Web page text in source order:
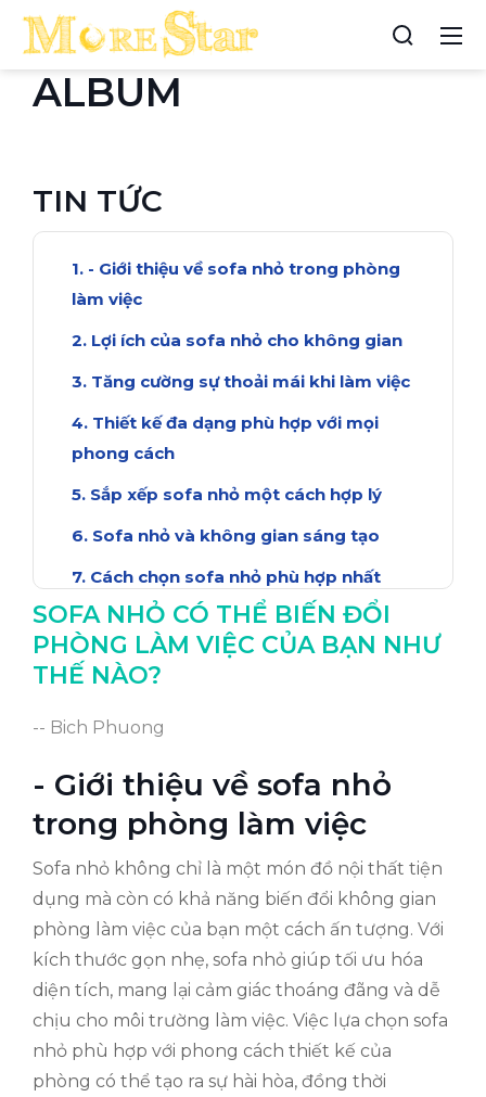
ALBUM
TIN TỨC
- Giới thiệu về sofa nhỏ trong phòng
làm việc
Lợi ích của sofa nhỏ cho không gian
Tăng cường sự thoải mái khi làm việc
Thiết kế đa dạng phù hợp với mọi
phong cách
Sắp xếp sofa nhỏ một cách hợp lý
Sofa nhỏ và không gian sáng tạo
Cách chọn sofa nhỏ phù hợp nhất
Bảo quản và bảo trì sofa nhỏ hiệu quả
Kết luận: Sofa nhỏ, giải pháp hoàn hảo!
SOFA NHỎ CÓ THỂ BIẾN ĐỔI
PHÒNG LÀM VIỆC CỦA BẠN NHƯ
THẾ NÀO?
-- Bich Phuong
- Giới thiệu về sofa nhỏ
trong phòng làm việc
Sofa nhỏ không chỉ là một món đồ nội thất tiện
dụng mà còn có khả năng biến đổi không gian
phòng làm việc của bạn một cách ấn tượng. Với
kích thước gọn nhẹ, sofa nhỏ giúp tối ưu hóa
diện tích, mang lại cảm giác thoáng đãng và dễ
chịu cho môi trường làm việc. Việc lựa chọn sofa
nhỏ phù hợp với phong cách thiết kế của
phòng có thể tạo ra sự hài hòa, đồng thời